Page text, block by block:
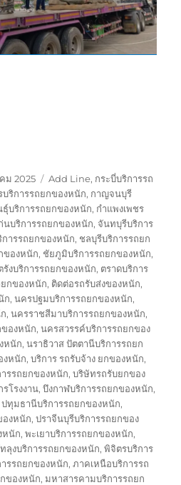
ม 2025
ป้าย
กำกับ
Add Line, กระบี่บริการรถ
ริการรถยกของหนัก, กาญจนบุรี
บริการรถยกของหนัก, กำแพงเพชร
บริการรถยกของหนัก, จันทบุรีบริการ
การรถยกของหนัก, ชลบุรีบริการรถยก
ของหนัก, ชัยภูมิบริการรถยกของหนัก,
รังบริการรถยกของหนัก, ตราดบริการ
กของหนัก, ติดต่อรถรับส่งของหนัก,
ก,นครปฐมบริการรถยกของหนัก,
,นครราชสีมาบริการรถยกของหนัก,
ของหนัก,นครสวรรค์บริการรถยกของ
หนัก,นราธิวาส ปัตตานีบริการรถยก
งหนัก,บริการ รถรับจ้าง ยกของหนัก,
รรถยกของหนัก,บริษัทรถรับยกของ
โรงงาน,บึงกาฬบริการรถยกของหนัก,
ปทุมธานีบริการรถยกของหนัก,
องหนัก,ปราจีนบุรีบริการรถยกของ
หนัก,พะเยาบริการรถยกของหนัก,
ลุงบริการรถยกของหนัก,พิจิตรบริการ
รรถยกของหนัก,ภาคเหนือบริการรถ
ของหนัก,มหาสารคามบริการรถยก